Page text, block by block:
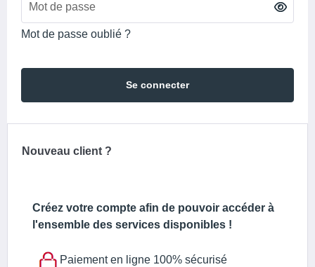
Mot de passe oublié ?
Se connecter
Nouveau client ?
Créez votre compte afin de pouvoir accéder à
l'ensemble des services disponibles !
Paiement en ligne 100% sécurisé